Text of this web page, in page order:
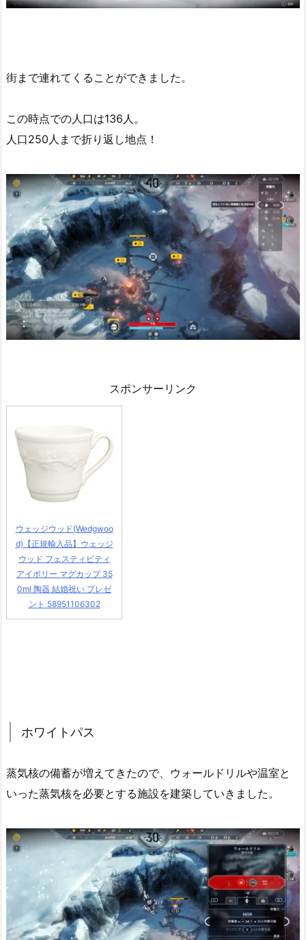
街まで連れてくることができました。
この時点での人口は136人。
人口250人まで折り返し地点！
スポンサーリンク
ウェッジウッド(Wedgwoo
d)【正規輸入品】ウェッジ
ウッド フェスティビティ
アイボリー マグカップ 35
0ml 陶器 結婚祝い プレゼ
ント 58951106302
ホワイトパス
蒸気核の備蓄が増えてきたので、ウォールドリルや温室と
いった蒸気核を必要とする施設を建築していきました。